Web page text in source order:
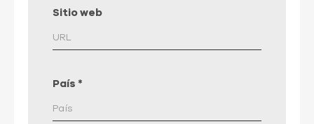
Sitio web
País *